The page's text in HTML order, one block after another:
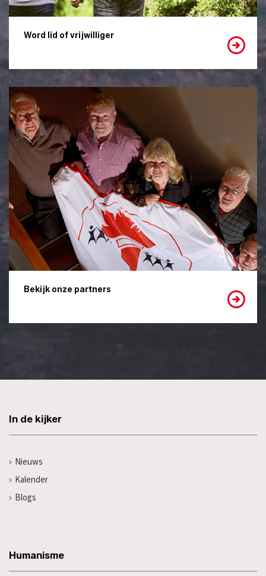
Word lid of vrijwilliger
Bekijk onze partners
In de kijker
Nieuws
Kalender
Blogs
Humanisme